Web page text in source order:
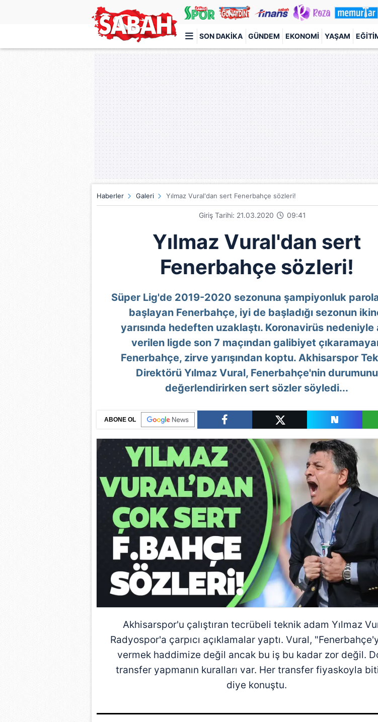
SON DAKIKA GÜNDEM EKONOMI YAŞAM
Türkiye'nin en iyi haber sitesi
Haberler Galeri Yılmaz Vural'dan sert Fenerbahçe sözleri!
Giriş Tarihi: 21.03.2020 09:41
Yılmaz Vural'dan sert
Fenerbahçe sözleri!
Süper Lig'de 2019-2020 sezonuna şampiyonluk
başlayan Fenerbahçe, iyi de başladığı sezonun
yarısında hedeften uzaklaştı. Koronavirüs nedeniyle
verilen ligde son 7 maçından galibiyet
Fenerbahçe, zirve yarışından koptu. Akhisarspor
Direktörü Yılmaz Vural, Fenerbahçe'nin durumunu
değerlendirirken sert sözler söyledi...
ABONE OL
Akhisarspor'u çalıştıran tecrübeli teknik adam Yılmaz
Radyospor'a çarpıcı açıklamalar yaptı. Vural, "
vermek haddimize değil ancak bu iş bu kadar zor değil.
transfer yapmanın kuralları var. Her transfer fiyaskoyla
diye konuştu.